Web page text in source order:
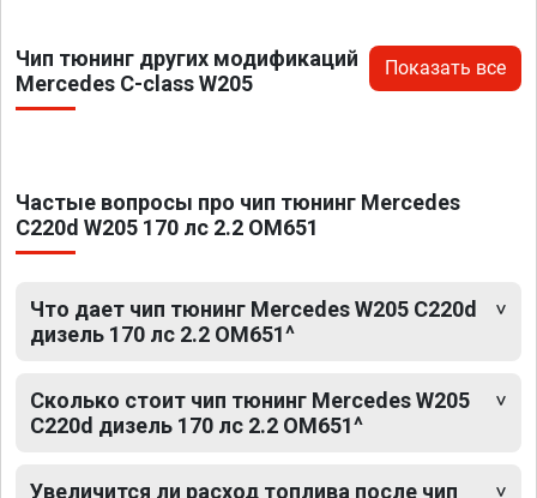
Чип тюнинг других модификаций
Mercedes C-class W205
Показать все
Частые вопросы про чип тюнинг Mercedes
C220d W205 170 лс 2.2 OM651
Что дает чип тюнинг Mercedes W205 C220d
дизель 170 лс 2.2 OM651^
Сколько стоит чип тюнинг Mercedes W205
C220d дизель 170 лс 2.2 OM651^
Увеличится ли расход топлива после чип